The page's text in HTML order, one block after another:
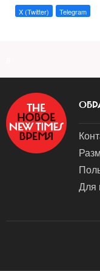
X (Twitter) Telegram
Для